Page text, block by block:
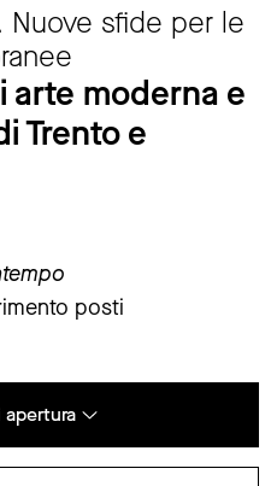
Nuove sfide per le
arte moderna e
Trento e
posti
apertura